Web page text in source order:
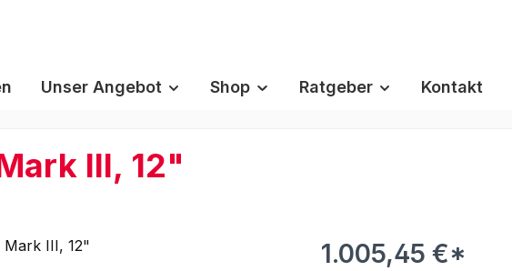
Unser Angebot Shop Ratgeber Kontakt
III, 12"
1.005,45 €*